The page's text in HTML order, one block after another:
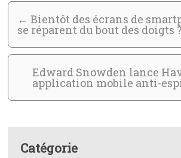
← Bientôt des écrans de
se réparent du bout des doigts ?
Edward Snowden lance
application mobile anti-
Catégorie